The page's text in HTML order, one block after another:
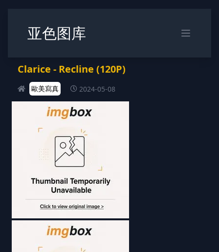
亚色图库
Clarice - Recline (120P)
歐美寫真 2024-05-08